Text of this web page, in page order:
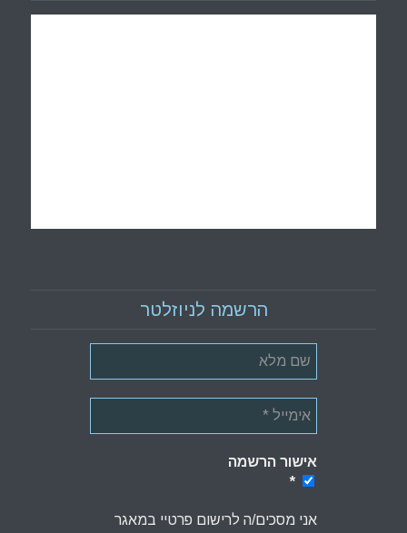
הרשמה לניוזלטר
אישור הרשמה
*
אני מסכים/ה לרישום פרטיי במאגר